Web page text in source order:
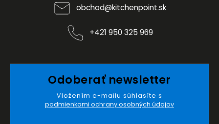
obchod@kitchenpoint.sk
+421 950 325 969
Odoberať newsletter
Vložením e-mailu súhlasíte s
podmienkami ochrany osobných údajov